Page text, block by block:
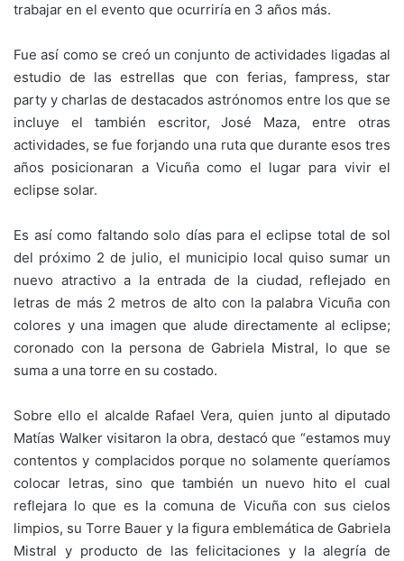
trabajar en el evento que ocurriría en 3 años más.
Fue así como se creó un conjunto de actividades ligadas al
estudio de las estrellas que con ferias, fampress, star
party y charlas de destacados astrónomos entre los que se
incluye el también escritor, José Maza, entre otras
actividades, se fue forjando una ruta que durante esos tres
años posicionaran a Vicuña como el lugar para vivir el
eclipse solar.
Es así como faltando solo días para el eclipse total de sol
del próximo 2 de julio, el municipio local quiso sumar un
nuevo atractivo a la entrada de la ciudad, reflejado en
letras de más 2 metros de alto con la palabra Vicuña con
colores y una imagen que alude directamente al eclipse;
coronado con la persona de Gabriela Mistral, lo que se
suma a una torre en su costado.
Sobre ello el alcalde Rafael Vera, quien junto al diputado
Matías Walker visitaron la obra, destacó que “estamos muy
contentos y complacidos porque no solamente queríamos
colocar letras, sino que también un nuevo hito el cual
reflejara lo que es la comuna de Vicuña con sus cielos
limpios, su Torre Bauer y la figura emblemática de Gabriela
Mistral y producto de las felicitaciones y la alegría de